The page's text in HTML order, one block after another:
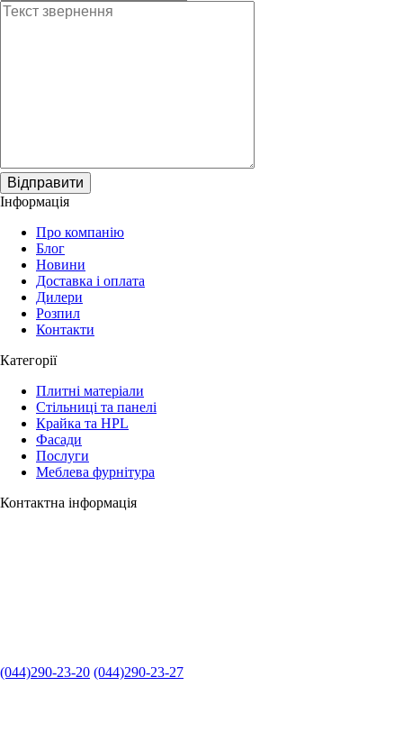
Відправити
Інформація
Про компанію
Блог
Новини
Доставка і оплата
Дилери
Розпил
Контакти
Категорії
Плитні матеріали
Стільниці та панелі
Крайка та HPL
Фасади
Послуги
Меблева фурнітура
Контактна інформація
(044)290-23-20 (044)290-23-27